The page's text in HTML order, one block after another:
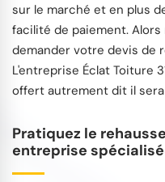
sur le marché et en plus
facilité de paiement. Alors
demander votre devis de
L'entreprise Éclat Toiture
offert autrement dit il
Pratiquez le
entreprise